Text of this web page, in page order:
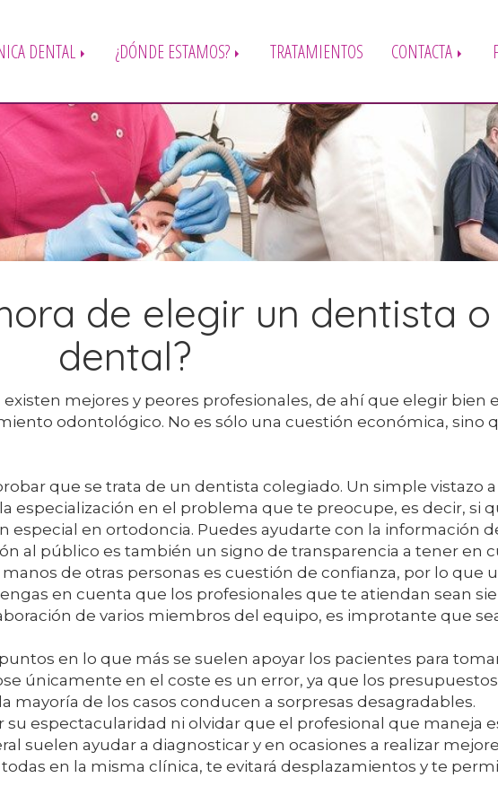
DENTAL ¿DÓNDE ESTAMOS? TRATAMIENTOS CONTACTA
de elegir un dentista
dental?
mejores y peores profesionales, de ahí que elegir bien
odontológico. No es sólo una cuestión económica, sino
que se trata de un dentista colegiado. Un simple vistazo a
especialización en el problema que te preocupe, es decir, si
especial en ortodoncia. Puedes ayudarte con la información
al público es también un signo de transparencia a tener en
de otras personas es cuestión de confianza, por lo que
en cuenta que los profesionales que te atiendan sean
de varios miembros del equipo, es improtante que
en lo que más se suelen apoyar los pacientes para
únicamente en el coste es un error, ya que los presupuestos
mayoría de los casos conducen a sorpresas desagradables.
espectacularidad ni olvidar que el profesional que maneja
suelen ayudar a diagnosticar y en ocasiones a realizar
en la misma clínica, te evitará desplazamientos y te